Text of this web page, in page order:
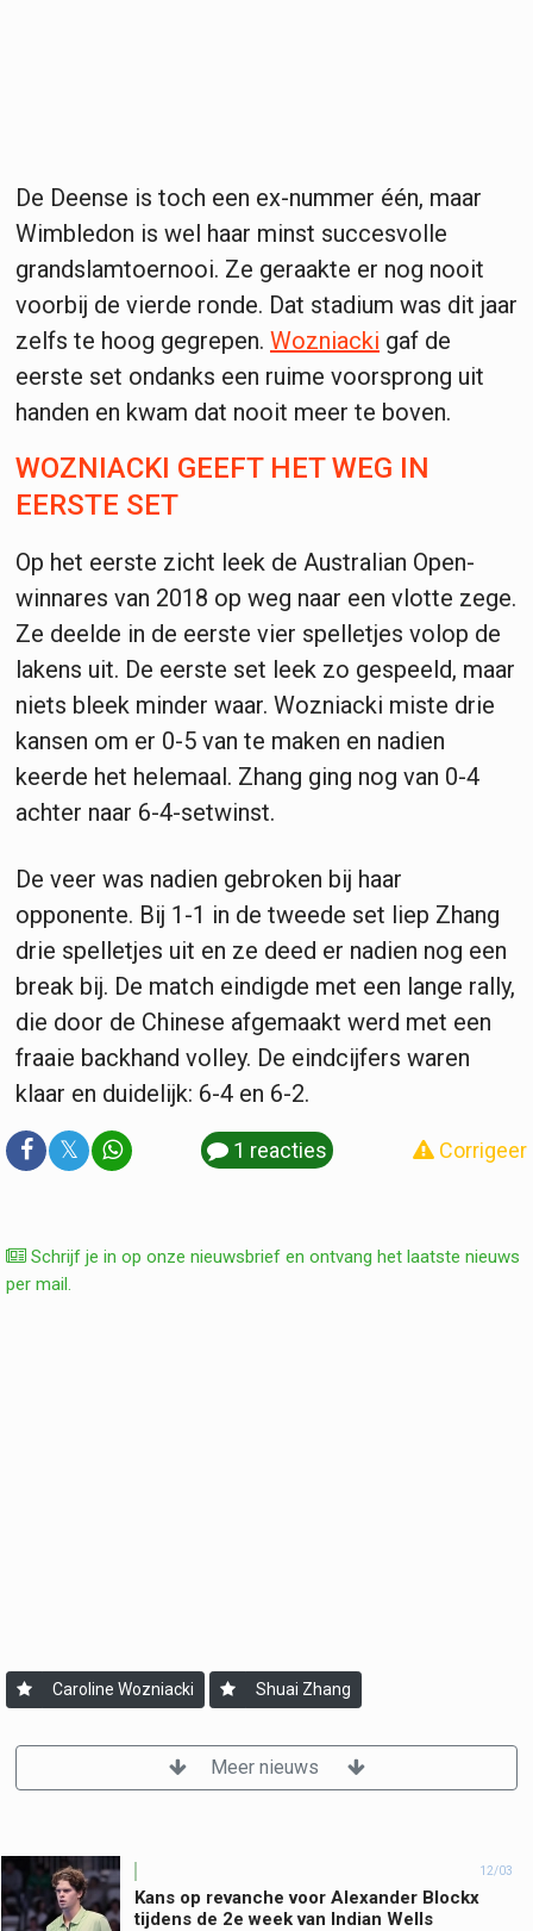
De Deense is toch een ex-nummer één, maar
Wimbledon is wel haar minst succesvolle
grandslamtoernooi. Ze geraakte er nog nooit
voorbij de vierde ronde. Dat stadium was dit jaar
zelfs te hoog gegrepen. Wozniacki gaf de
eerste set ondanks een ruime voorsprong uit
handen en kwam dat nooit meer te boven.
WOZNIACKI GEEFT HET WEG IN
EERSTE SET
Op het eerste zicht leek de Australian Open-
winnares van 2018 op weg naar een vlotte zege.
Ze deelde in de eerste vier spelletjes volop de
lakens uit. De eerste set leek zo gespeeld, maar
niets bleek minder waar. Wozniacki miste drie
kansen om er 0-5 van te maken en nadien
keerde het helemaal. Zhang ging nog van 0-4
achter naar 6-4-setwinst.
De veer was nadien gebroken bij haar
opponente. Bij 1-1 in de tweede set liep Zhang
drie spelletjes uit en ze deed er nadien nog een
break bij. De match eindigde met een lange rally,
die door de Chinese afgemaakt werd met een
fraaie backhand volley. De eindcijfers waren
klaar en duidelijk: 6-4 en 6-2.
𝕏 1 reacties Corrigeer
Schrijf je in op onze nieuwsbrief en ontvang het laatste nieuws
per mail.
Caroline Wozniacki Shuai Zhang
Meer nieuws
12/03
Kans op revanche voor Alexander Blockx
tijdens de 2e week van Indian Wells